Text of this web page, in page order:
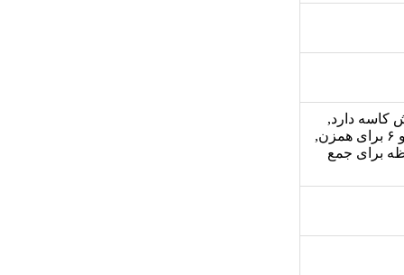
کاسه دارد,
سرعت ۱ و ۲ برای خمیر زن, سرعت ۳ و ۴ برای خامه زن, سرعت ۵ و ۶ برای همزن,
برای جمع